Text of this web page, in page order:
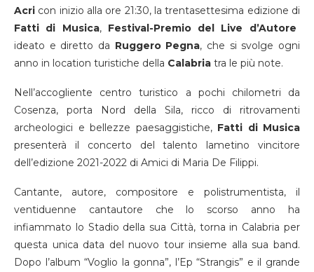
Acri con inizio alla ore 21:30, la trentasettesima edizione di
Fatti di Musica, Festival-Premio del Live d’Autore
ideato e diretto da Ruggero Pegna, che si svolge ogni
anno in location turistiche della Calabria tra le più note.
Nell’accogliente centro turistico a pochi chilometri da
Cosenza, porta Nord della Sila, ricco di ritrovamenti
archeologici e bellezze paesaggistiche, Fatti di Musica
presenterà il concerto del talento lametino vincitore
dell’edizione 2021-2022 di Amici di Maria De Filippi.
Cantante, autore, compositore e polistrumentista, il
ventiduenne cantautore che lo scorso anno ha
infiammato lo Stadio della sua Città, torna in Calabria per
questa unica data del nuovo tour insieme alla sua band.
Dopo l’album “Voglio la gonna”, l’Ep “Strangis” e il grande